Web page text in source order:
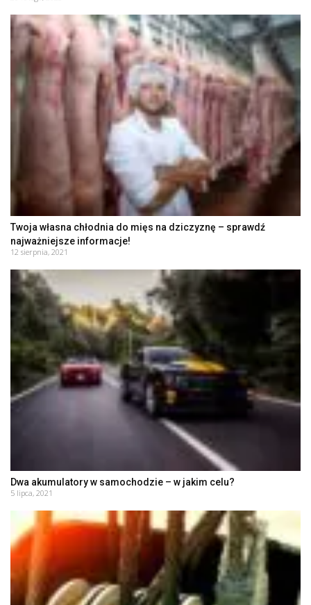
Twoja własna chłodnia do mięs na dziczyznę – sprawdź
najważniejsze informacje!
12 sierpnia, 2021
Dwa akumulatory w samochodzie – w jakim celu?
5 lipca, 2021